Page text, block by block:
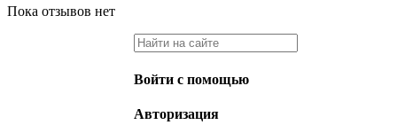
Пока отзывов нет
Войти с помощью
Авторизация